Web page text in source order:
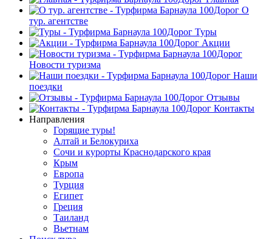
О
тур. агентстве
Туры
Акции
Новости туризма
Наши
поездки
Отзывы
Контакты
Направления
Горящие туры!
Алтай и Белокуриха
Сочи и курорты Краснодарского края
Крым
Европа
Турция
Египет
Греция
Таиланд
Вьетнам